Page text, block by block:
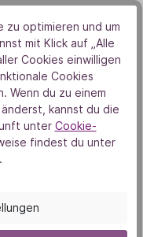
auch
zu optimieren und um
mit Klick auf „Alle
Cookies einwilligen
Cookies
Wenn du zu einem
kannst du die
unter Cookie-
findest du unter